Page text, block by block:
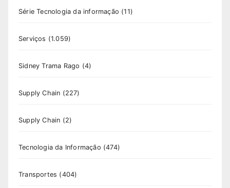
Série Tecnologia da informação (11)
Serviços (1.059)
Sidney Trama Rago (4)
Supply Chain (227)
Supply Chain (2)
Tecnologia da Informação (474)
Transportes (404)